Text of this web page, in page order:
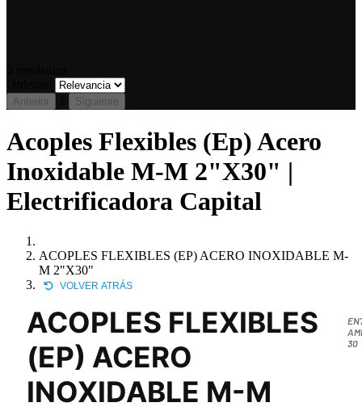
Anterior Siguiente
Acoples Flexibles (Ep) Acero
Inoxidable M-M 2"X30" |
Electrificadora Capital
ACOPLES FLEXIBLES (EP) ACERO INOXIDABLE M-
M 2"X30"
VOLVER ATRÁS
ACOPLES FLEXIBLES
(EP) ACERO
INOXIDABLE M-M
30